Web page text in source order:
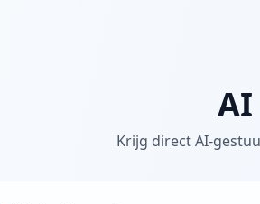
AI
Krijg direct AI-